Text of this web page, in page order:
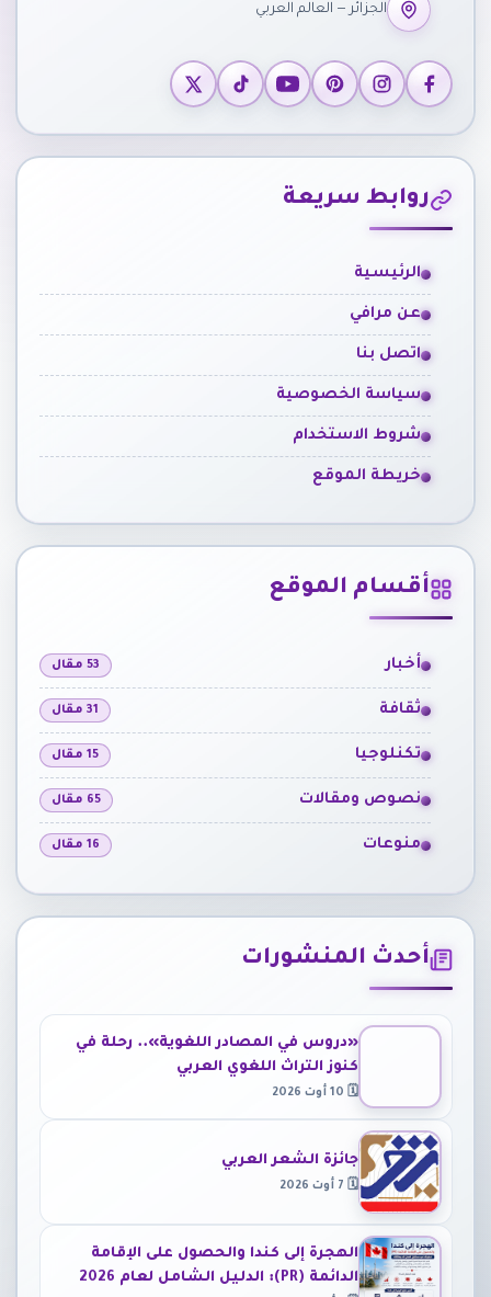
الجزائر — العالم العربي
روابط سريعة
الرئيسية
عن مرافي
اتصل بنا
سياسة الخصوصية
شروط الاستخدام
خريطة الموقع
أقسام الموقع
أخبار 53 مقال
ثقافة 31 مقال
تكنلوجيا 15 مقال
نصوص ومقالات 65 مقال
منوعات 16 مقال
أحدث المنشورات
«دروس في المصادر اللغوية».. رحلة في
كنوز التراث اللغوي العربي
🗓 10 أوت 2026
جائزة الشعر العربي
🗓 7 أوت 2026
الهجرة إلى كندا والحصول على الإقامة
الدائمة (PR): الدليل الشامل لعام 2026